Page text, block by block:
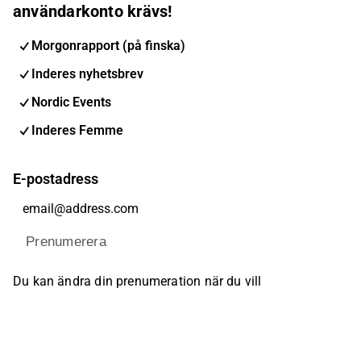
användarkonto krävs!
Morgonrapport (på finska)
Inderes nyhetsbrev
Nordic Events
Inderes Femme
E-postadress
Prenumerera
Du kan ändra din prenumeration när du vill